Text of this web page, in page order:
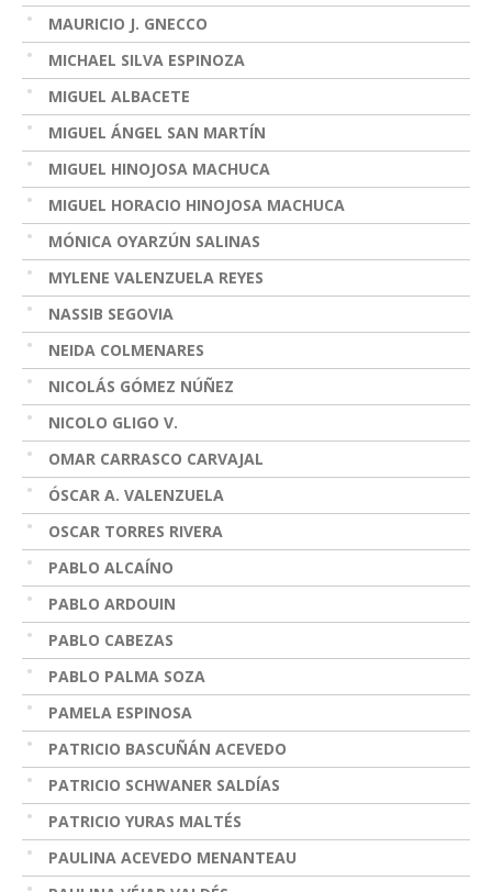
MAURICIO J. GNECCO
MICHAEL SILVA ESPINOZA
MIGUEL ALBACETE
MIGUEL ÁNGEL SAN MARTÍN
MIGUEL HINOJOSA MACHUCA
MIGUEL HORACIO HINOJOSA MACHUCA
MÓNICA OYARZÚN SALINAS
MYLENE VALENZUELA REYES
NASSIB SEGOVIA
NEIDA COLMENARES
NICOLÁS GÓMEZ NÚÑEZ
NICOLO GLIGO V.
OMAR CARRASCO CARVAJAL
ÓSCAR A. VALENZUELA
OSCAR TORRES RIVERA
PABLO ALCAÍNO
PABLO ARDOUIN
PABLO CABEZAS
PABLO PALMA SOZA
PAMELA ESPINOSA
PATRICIO BASCUÑÁN ACEVEDO
PATRICIO SCHWANER SALDÍAS
PATRICIO YURAS MALTÉS
PAULINA ACEVEDO MENANTEAU